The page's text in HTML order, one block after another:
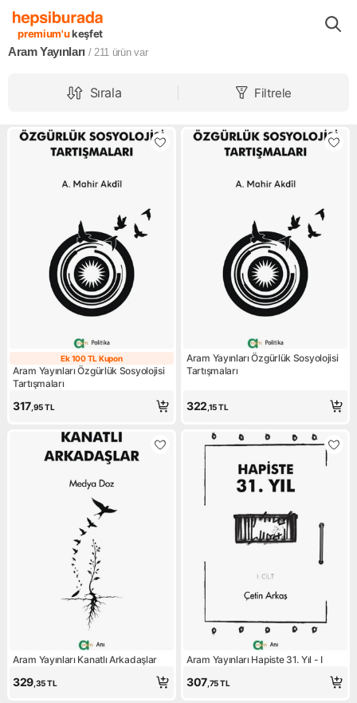
premium'ukeşfet
Markalar Aram Yayınları
Aram Yayınları / 211 ürün var
Sırala Filtrele
Ek 100 TL Kupon
Ek 100 TL Kupon
Aram Yayınları Özgürlük Sosyolojisi
Tartışmaları
317,95TL
Aram Yayınları Özgürlük Sosyolojisi
Tartışmaları
322 ,15TL
Aram Yayınları Kanatlı Arkadaşlar
329,35TL
Aram Yayınları Hapiste 31. Yıl - I
307,75TL